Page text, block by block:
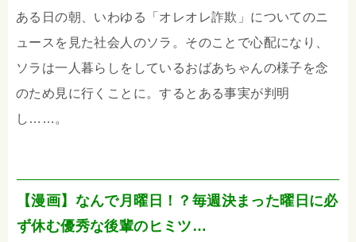
ある日の朝、いわゆる「オレオレ詐欺」についてのニ
ュースを見た社会人のソラ。そのことで心配になり、
ソラは一人暮らしをしているおばあちゃんの様子を念
のため見に行くことに。するとある事実が判明
し……。
【漫画】なんで月曜日！？毎週決まった曜日に必
ず休む優秀な後輩のヒミツ…